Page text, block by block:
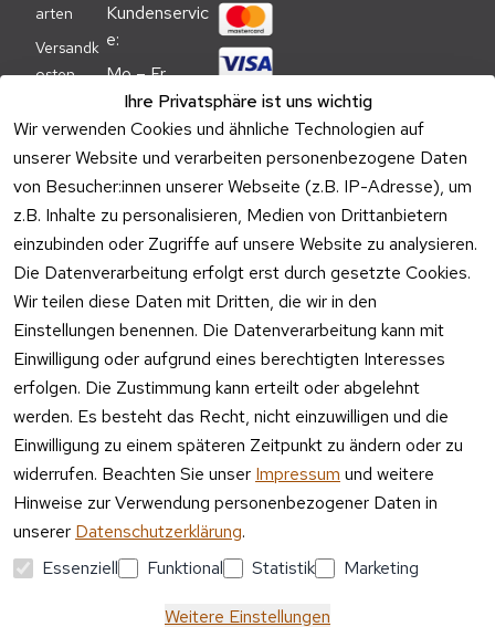
Ihre Privatsphäre ist uns wichtig
Wir verwenden Cookies und ähnliche Technologien auf
unserer Website und verarbeiten personenbezogene Daten
von Besucher:innen unserer Webseite (z.B. IP-Adresse), um
z.B. Inhalte zu personalisieren, Medien von Drittanbietern
einzubinden oder Zugriffe auf unsere Website zu analysieren.
Die Datenverarbeitung erfolgt erst durch gesetzte Cookies.
Wir teilen diese Daten mit Dritten, die wir in den
Einstellungen benennen. Die Datenverarbeitung kann mit
Einwilligung oder aufgrund eines berechtigten Interesses
erfolgen. Die Zustimmung kann erteilt oder abgelehnt
werden. Es besteht das Recht, nicht einzuwilligen und die
Einwilligung zu einem späteren Zeitpunkt zu ändern oder zu
widerrufen. Beachten Sie unser Impressum und weitere
Hinweise zur Verwendung personenbezogener Daten in
unserer Datenschutzerklärung.
Essenziell
Funktional Statistik Marketing
Weitere Einstellungen
arten
Versandk
osten
nweis
Verpacku
ngshinwei
se
Altgeräte
-
Entsorgu
ng
Vertrag
widerrufen
Kundenservic
e:
Mo – Fr
09:00 –
17:00 Uhr
Telefon
Kundenservic
e:
Mo – Fr 11:00
– 15:00 Uhr
Versa
ndpa
rtner